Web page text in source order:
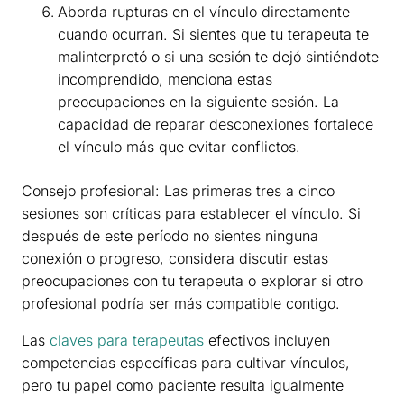
Aborda rupturas en el vínculo directamente
cuando ocurran. Si sientes que tu terapeuta te
malinterpretó o si una sesión te dejó sintiéndote
incomprendido, menciona estas
preocupaciones en la siguiente sesión. La
capacidad de reparar desconexiones fortalece
el vínculo más que evitar conflictos.
Consejo profesional: Las primeras tres a cinco
sesiones son críticas para establecer el vínculo. Si
después de este período no sientes ninguna
conexión o progreso, considera discutir estas
preocupaciones con tu terapeuta o explorar si otro
profesional podría ser más compatible contigo.
Las claves para terapeutas efectivos incluyen
competencias específicas para cultivar vínculos,
pero tu papel como paciente resulta igualmente